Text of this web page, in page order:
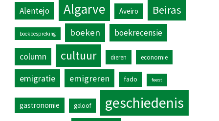
Alentejo Algarve Aveiro Beiras
boekbespreking boeken boekrecensie
column cultuur dieren economie
emigratie emigreren fado feest
gastronomie geloof geschiedenis